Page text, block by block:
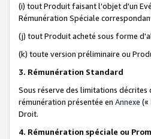
(i) tout Produit faisant l'objet d'un
Rémunération Spéciale
(j) tout Produit acheté sous forme
(k) toute version préliminaire ou
3. Rémunération Standard
Sous réserve des limitations
rémunération présentée en Annexe («
Droit.
4. Rémunération spéciale ou